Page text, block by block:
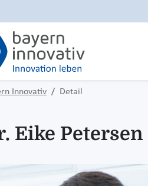
Innovativ Detail
Eike Petersen